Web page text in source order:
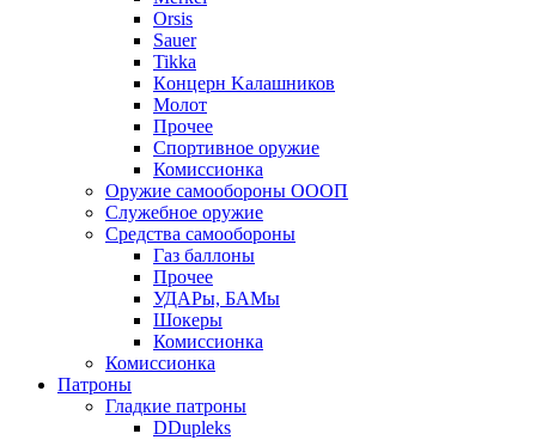
Orsis
Sauer
Tikka
Кoнцеpн Kалашников
Молот
Прочее
Спортивное оружие
Комиссионка
Оружие самообороны ОООП
Служебное оружие
Средства самообороны
Газ баллоны
Прочее
УДАРы, БАМы
Шокеры
Комиссионка
Комиссионка
Патроны
Гладкие патроны
DDupleks